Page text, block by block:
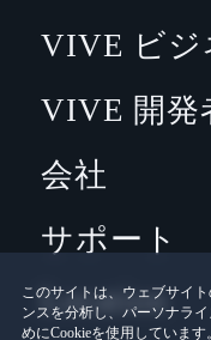
このサイトは、ウェブサイ
ンスを分析し、パーソナラ
めにCookieを使用していま
VIVE ビジ
VIVE 開発
会社
サポート
Location